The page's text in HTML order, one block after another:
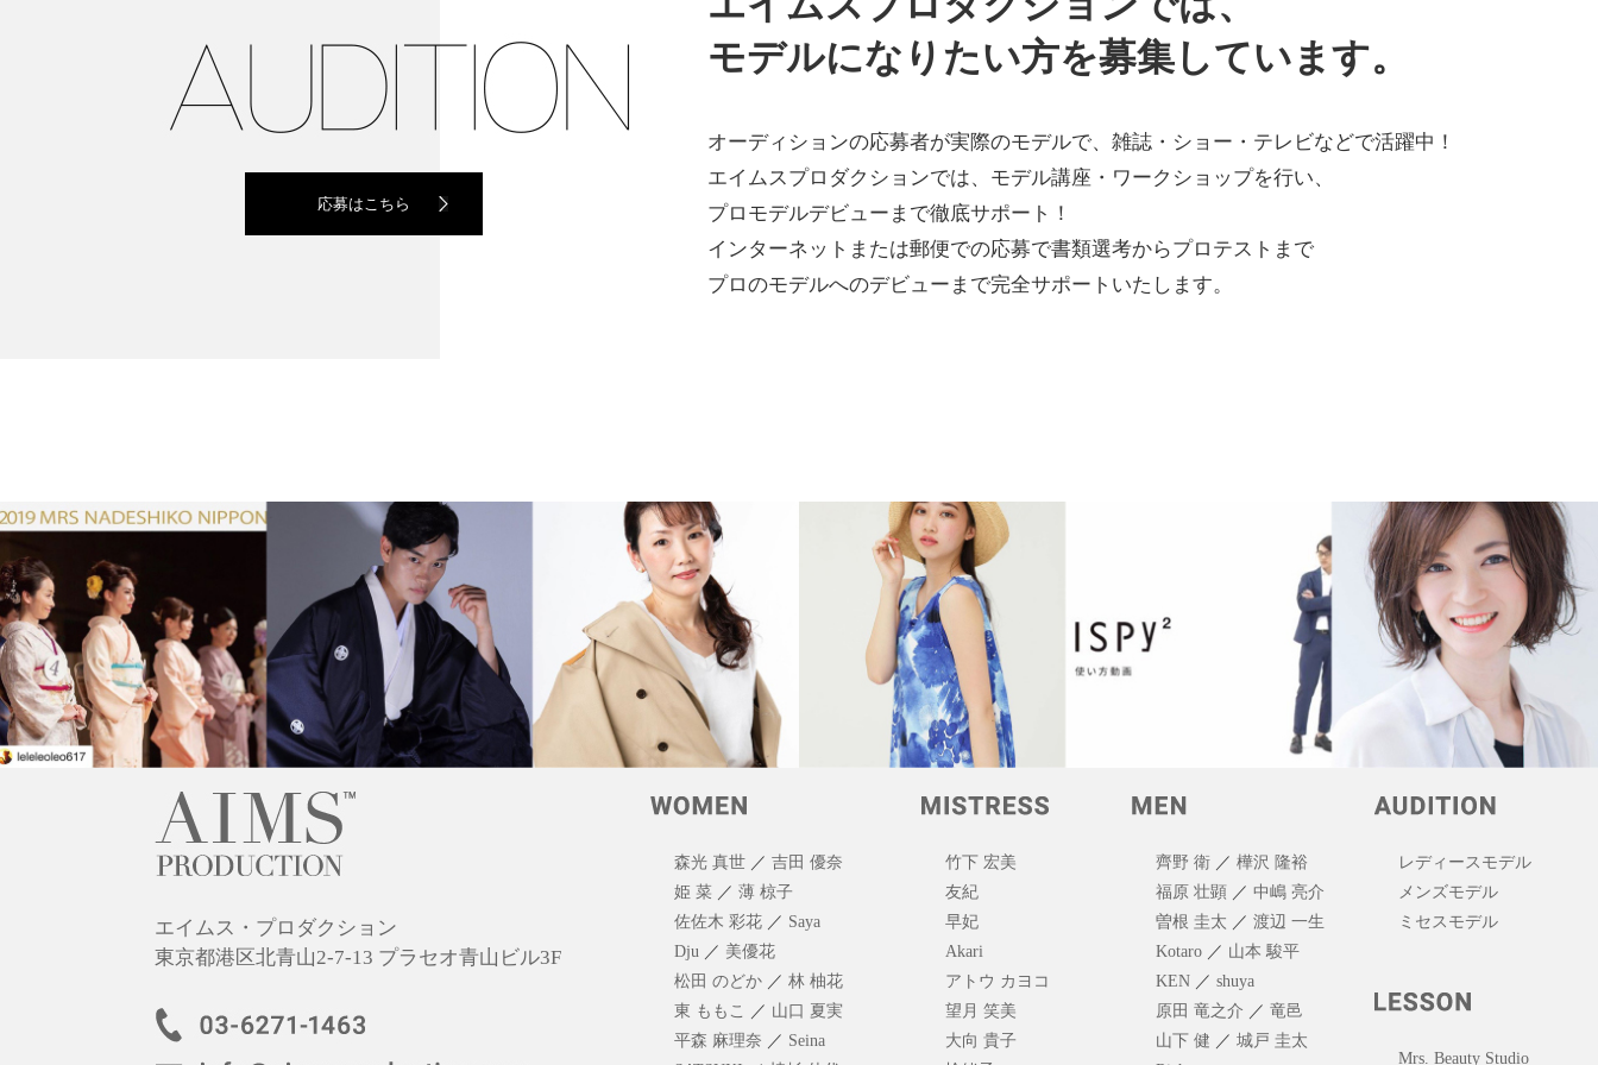
応募はこちら
モデルになりたい方を募集しています。
オーディションの応募者が実際のモデルで、雑誌・ショー・テレビなどで活躍中！
エイムスプロダクションでは、モデル講座・ワークショップを行い、
プロモデルデビューまで徹底サポート！
インターネットまたは郵便での応募で書類選考からプロテストまで
プロのモデルへのデビューまで完全サポートいたします。
エイムス・プロダクション
東京都港区北青山2-7-13 プラセオ青山ビル3F
森光 真世 ／吉田 優奈
姫 菜 ／薄 椋子
佐佐木 彩花 ／ Saya
Dju ／ 美優花
松田 のどか ／林 柚花
東 ももこ ／ 山口 夏実
平森 麻理奈 ／ Seina
竹下 宏美
友紀
早妃
Akari
アトウ カヨコ
望月 笑美
大向 貴子
齊野 衛 ／樺沢 隆裕
福原 壮顕 ／中嶋 亮介
曽根 圭太 ／渡辺 一生
Kotaro ／ 山本 駿平
KEN ／shuya
原田 竜之介 ／竜邑
山下 健 ／城戸 圭太
レディースモデル
メンズモデル
ミセスモデル
Mrs. Beauty Studio